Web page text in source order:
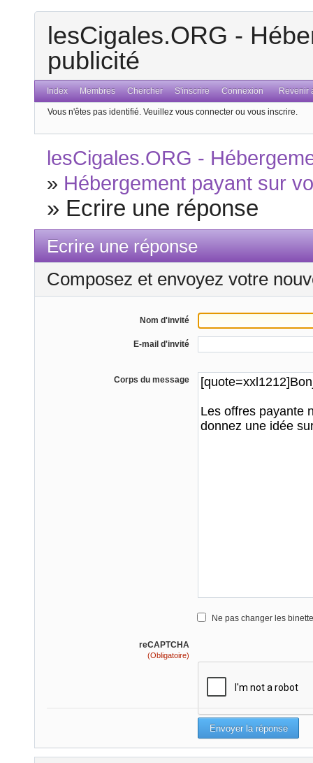
lesCigales.ORG -
publicité
Index Membres Chercher S'inscrire Connexion Revenir
Vous n'êtes pas identifié. Veuillez vous connecter ou vous inscrire.
lesCigales.ORG -
» Hébergement payant sur
» Ecrire une réponse
Ecrire une réponse
Composez et envoyez votre
Nom d'invité
E-mail d'invité
Corps du message
Ne pas changer les
reCAPTCHA
(Obligatoire)